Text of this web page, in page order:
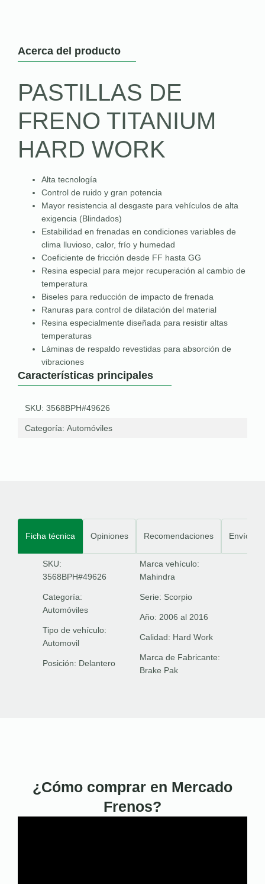
Acerca del producto
PASTILLAS DE
FRENO TITANIUM
HARD WORK
Alta tecnología
Control de ruido y gran potencia
Mayor resistencia al desgaste para vehículos de alta
exigencia (Blindados)
Estabilidad en frenadas en condiciones variables de
clima lluvioso, calor, frío y humedad
Coeficiente de fricción desde FF hasta GG
Resina especial para mejor recuperación al cambio de
temperatura
Biseles para reducción de impacto de frenada
Ranuras para control de dilatación del material
Resina especialmente diseñada para resistir altas
temperaturas
Láminas de respaldo revestidas para absorción de
vibraciones
Características principales
SKU: 3568BPH#49626
Categoría: Automóviles
Ficha técnica Opiniones Recomendaciones Envíos
SKU:
3568BPH#49626
Categoría:
Automóviles
Tipo de vehículo:
Automovil
Posición: Delantero
Marca vehículo:
Mahindra
Serie: Scorpio
Año: 2006 al 2016
Calidad: Hard Work
Marca de Fabricante:
Brake Pak
¿Cómo comprar en Mercado
Frenos?